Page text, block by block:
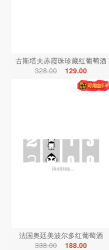
古斯塔夫赤霞珠珍藏红葡萄酒
328.00
129.00
法国奥廷美波尔多红葡萄酒
338.00
188.00